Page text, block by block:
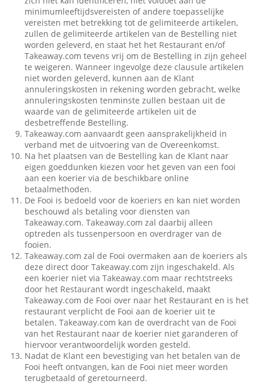
minimumleeftijdsvereisten of andere toepasselijke
vereisten met betrekking tot de gelimiteerde artikelen,
zullen de gelimiteerde artikelen van de Bestelling niet
worden geleverd, en staat het het Restaurant en/of
Takeaway.com tevens vrij om de Bestelling in zijn geheel
te weigeren. Wanneer ingevolge deze clausule artikelen
niet worden geleverd, kunnen aan de Klant
annuleringskosten in rekening worden gebracht, welke
annuleringskosten tenminste zullen bestaan uit de
waarde van de gelimiteerde artikelen uit de
desbetreffende Bestelling.
Takeaway.com aanvaardt geen aansprakelijkheid in
verband met de uitvoering van de Overeenkomst.
Na het plaatsen van de Bestelling kan de Klant naar
eigen goeddunken kiezen voor het geven van een fooi
aan een koerier via de beschikbare online
betaalmethoden.
De Fooi is bedoeld voor de koeriers en kan niet worden
beschouwd als betaling voor diensten van
Takeaway.com. Takeaway.com zal daarbij alleen
optreden als tussenpersoon en overdrager van de
fooien.
Takeaway.com zal de Fooi overmaken aan de koeriers als
deze direct door Takeaway.com zijn ingeschakeld. Als
een koerier niet via Takeaway.com maar rechtstreeks
door het Restaurant wordt ingeschakeld, maakt
Takeaway.com de Fooi over naar het Restaurant en is het
restaurant verplicht de Fooi aan de koerier uit te
betalen. Takeaway.com kan de overdracht van de Fooi
van het Restaurant naar de koerier niet garanderen of
hiervoor verantwoordelijk worden gesteld.
Nadat de Klant een bevestiging van het betalen van de
Fooi heeft ontvangen, kan de Fooi niet meer worden
terugbetaald of geretourneerd.